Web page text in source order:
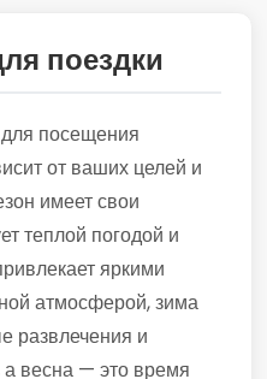
поездки
посещения
от ваших целей и
имеет свои
теплой погодой и
яркими
атмосферой, зима
развлечения и
весна — это время